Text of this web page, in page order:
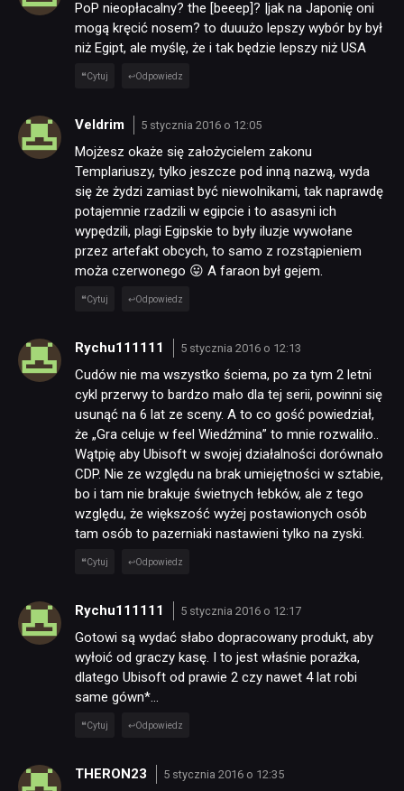
NEWSY
RECENZJE
PUBLICYSTYKA
KULTURA
RETRO
TECHNOLOGIE
DYSKUSJE
JUŻ GRALIŚMY
SKLEP
PoP nieopłacalny? the [beeep]? |jak na Japonię oni
mogą kręcić nosem? to duuużo lepszy wybór by był
niż Egipt, ale myślę, że i tak będzie lepszy niż USA
Cytuj Odpowiedz
Veldrim 5 stycznia 2016 o 12:05
Mojżesz okaże się założycielem zakonu
Templariuszy, tylko jeszcze pod inną nazwą, wyda
się że żydzi zamiast być niewolnikami, tak naprawdę
potajemnie rzadzili w egipcie i to asasyni ich
wypędzili, plagi Egipskie to były iluzje wywołane
przez artefakt obcych, to samo z rozstąpieniem
moża czerwonego 😛 A faraon był gejem.
Cytuj Odpowiedz
Rychu111111 5 stycznia 2016 o 12:13
Cudów nie ma wszystko ściema, po za tym 2 letni
cykl przerwy to bardzo mało dla tej serii, powinni się
usunąć na 6 lat ze sceny. A to co gość powiedział,
że „Gra celuje w feel Wiedźmina” to mnie rozwaliło..
Wątpię aby Ubisoft w swojej działalności dorównało
CDP. Nie ze względu na brak umiejętności w sztabie,
bo i tam nie brakuje świetnych łebków, ale z tego
względu, że większość wyżej postawionych osób
tam osób to pazerniaki nastawieni tylko na zyski.
Cytuj Odpowiedz
Rychu111111 5 stycznia 2016 o 12:17
Gotowi są wydać słabo dopracowany produkt, aby
wyłoić od graczy kasę. I to jest właśnie porażka,
dlatego Ubisoft od prawie 2 czy nawet 4 lat robi
same gówn*…
Cytuj Odpowiedz
THERON23 5 stycznia 2016 o 12:35